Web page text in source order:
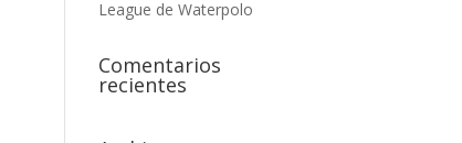
League de Waterpolo
Comentarios
recientes